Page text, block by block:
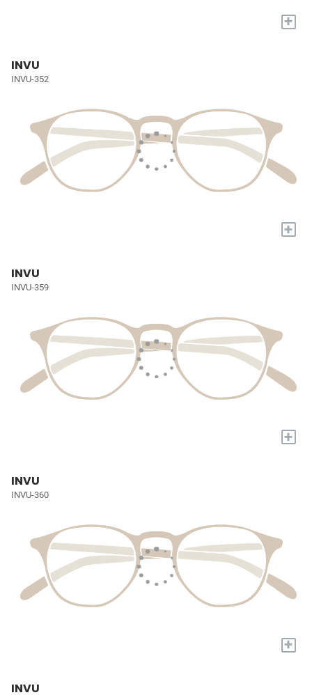
+
INVU
INVU-352
+
INVU
INVU-359
+
INVU
INVU-360
+
INVU